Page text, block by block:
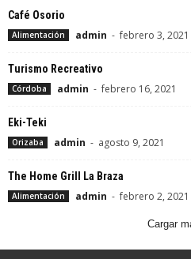
Café Osorio
Alimentación admin - febrero 3, 2021
Turismo Recreativo
Córdoba admin - febrero 16, 2021
Eki-Teki
Orizaba admin - agosto 9, 2021
The Home Grill La Braza
Alimentación admin - febrero 2, 2021
Cargar